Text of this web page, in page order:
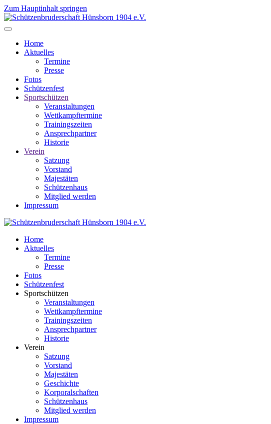
Zum Hauptinhalt springen
Home
Aktuelles
Termine
Presse
Fotos
Schützenfest
Sportschützen
Veranstaltungen
Wettkampftermine
Trainingszeiten
Ansprechpartner
Historie
Verein
Satzung
Vorstand
Majestäten
Schützenhaus
Mitglied werden
Impressum
Home
Aktuelles
Termine
Presse
Fotos
Schützenfest
Sportschützen
Veranstaltungen
Wettkampftermine
Trainingszeiten
Ansprechpartner
Historie
Verein
Satzung
Vorstand
Majestäten
Geschichte
Korporalschaften
Schützenhaus
Mitglied werden
Impressum